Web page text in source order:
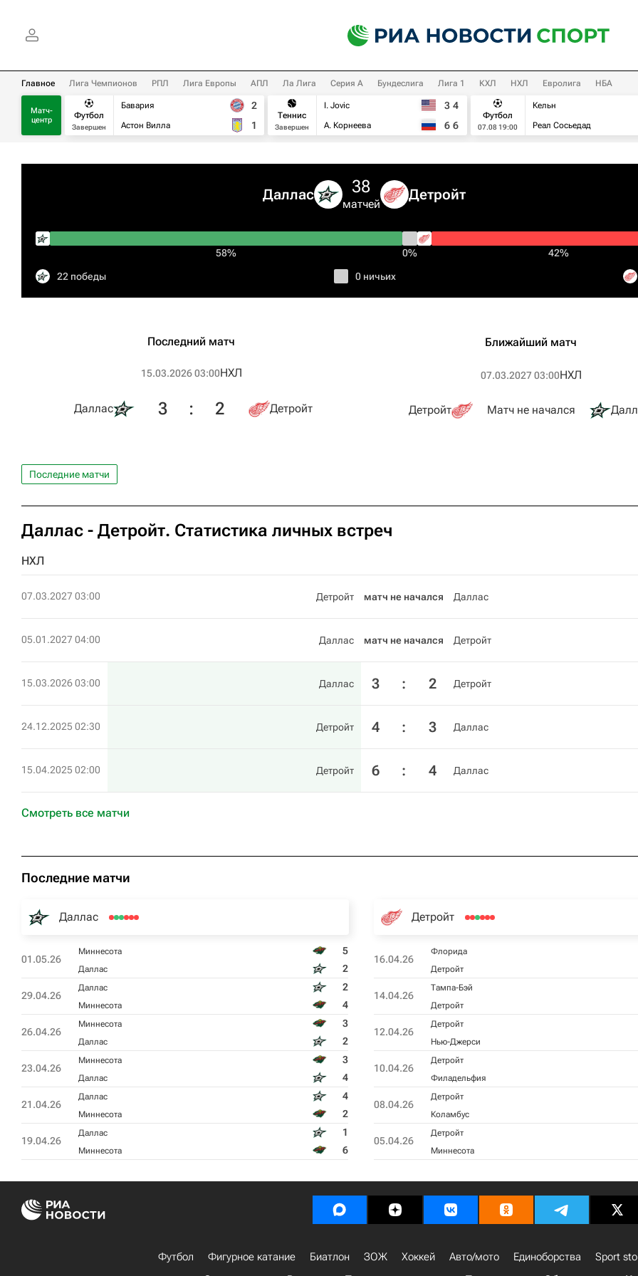
Главное Лига Чемпионов РПЛ Лига Европы АПЛ Ла Лига Серия А Бундеслига Лига 1 КХЛ НХЛ Евролига НБА
Матч-
центр
Футбол
Завершен
Бавария
Астон Вилла
2
1
Теннис
Завершен
I. Jovic
А. Корнеева
3 4
6 6
Футбол
07.08 19:00
Кельн
Реал Сосьедад
Даллас 38
матчей
Детройт
58% 0% 42%
22 победы 0 ничьих
Последний матч
15.03.2026 03:00НХЛ
Даллас 3 : 2 Детройт
Ближайший матч
07.03.2027 03:00НХЛ
Детройт Матч не начался
Последние матчи
Даллас - Детройт. Статистика личных встреч
НХЛ
07.03.2027 03:00 Детройт матч не начался Даллас
05.01.2027 04:00 Даллас матч не начался Детройт
15.03.2026 03:00 Даллас 3 : 2 Детройт
24.12.2025 02:30 Детройт 4 : 3 Даллас
15.04.2025 02:00 Детройт 6 : 4 Даллас
Смотреть все матчи
Последние матчи
Даллас
01.05.26
Миннесота 5
Даллас 2
29.04.26
Даллас 2
Миннесота 4
26.04.26
Миннесота 3
Даллас 2
23.04.26
Миннесота 3
Даллас 4
21.04.26
Даллас 4
Миннесота 2
19.04.26
Даллас 1
Миннесота 6
Детройт
16.04.26
Флорида
Детройт
14.04.26
Тампа-Бэй
Детройт
12.04.26
Детройт
Нью-Джерси
10.04.26
Детройт
Филадельфия
08.04.26
Детройт
Коламбус
05.04.26
Детройт
Миннесота
Футбол Фигурное катание Биатлон ЗОЖ Хоккей Авто/мото Единоборства
Sport